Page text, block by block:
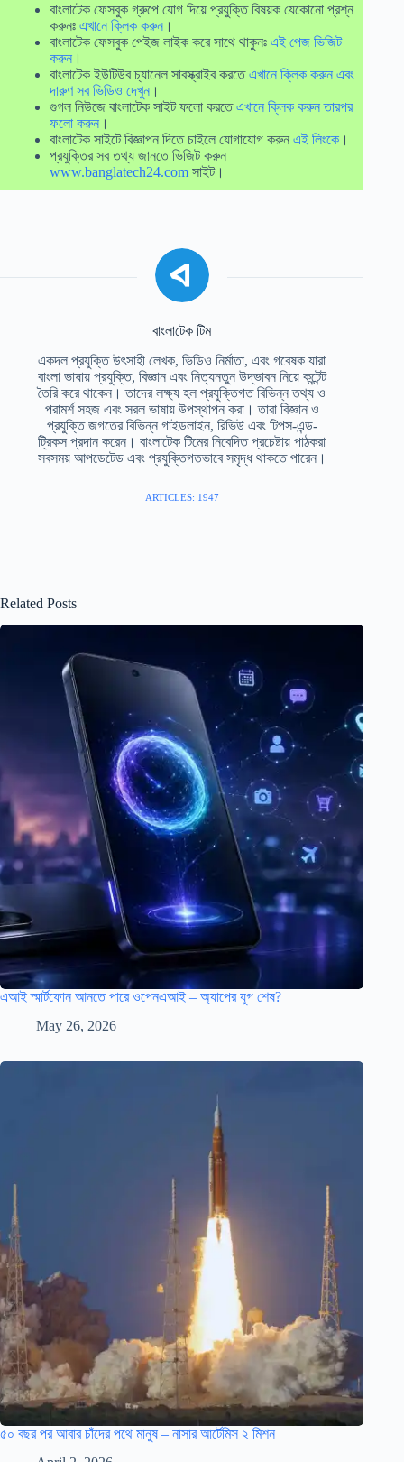
বাংলাটেক ফেসবুক গ্রুপে যোগ দিয়ে প্রযুক্তি বিষয়ক যেকোনো প্রশ্ন
করুনঃ এখানে ক্লিক করুন ।
বাংলাটেক ফেসবুক পেইজ লাইক করে সাথে থাকুনঃ এই পেজ ভিজিট
করুন ।
বাংলাটেক ইউটিউব চ্যানেল সাবস্ক্রাইব করতেএখানে ক্লিক করুন এবং
দারুণ সব ভিডিও দেখুন ।
গুগল নিউজে বাংলাটেক সাইট ফলো করতেএখানে ক্লিক করুন তারপর
ফলো করুন ।
বাংলাটেক সাইটে বিজ্ঞাপন দিতে চাইলে যোগাযোগ করুন এই লিংকে ।
প্রযুক্তির সব তথ্য জানতে ভিজিট করুন
www.banglatech24.com সাইট।
বাংলাটেক টিম
একদল প্রযুক্তি উৎসাহী লেখক, ভিডিও নির্মাতা, এবং গবেষক যারা
বাংলা ভাষায় প্রযুক্তি, বিজ্ঞান এবং নিত্যনতুন উদ্ভাবন নিয়ে কন্টেন্ট
তৈরি করে থাকেন। তাদের লক্ষ্য হল প্রযুক্তিগত বিভিন্ন তথ্য ও
পরামর্শ সহজ এবং সরল ভাষায় উপস্থাপন করা। তারা বিজ্ঞান ও
প্রযুক্তি জগতের বিভিন্ন গাইডলাইন, রিভিউ এবং টিপস-এন্ড-
ট্রিকস প্রদান করেন। বাংলাটেক টিমের নিবেদিত প্রচেষ্টায় পাঠকরা
সবসময় আপডেটেড এবং প্রযুক্তিগতভাবে সমৃদ্ধ থাকতে পারেন।
ARTICLES: 1947
Related Posts
এআই স্মার্টফোন আনতে পারে ওপেনএআই – অ্যাপের যুগ শেষ?
May 26, 2026
৫০ বছর পর আবার চাঁদের পথে মানুষ – নাসার আর্টেমিস ২ মিশন